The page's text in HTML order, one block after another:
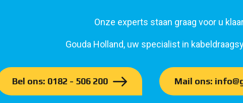
Onze experts staan graag voor u
Gouda Holland, uw specialist in
Bel ons: 0182 - 506 200 Mail ons: